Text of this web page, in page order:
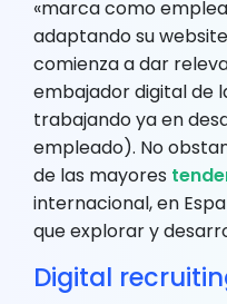
«marca como
adaptando su
comienza a dar
embajador digital de
trabajando ya en
empleado). No
de las mayores
internacional, en
que explorar y
Digital